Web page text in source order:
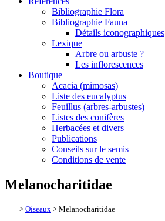
Bibliographie Flora
Bibliographie Fauna
Détails iconographiques
Lexique
Arbre ou arbuste ?
Les inflorescences
Boutique
Acacia (mimosas)
Liste des eucalyptus
Feuillus (arbres-arbustes)
Listes des conifères
Herbacées et divers
Publications
Conseils sur le semis
Conditions de vente
Melanocharitidae
> Oiseaux > Melanocharitidae